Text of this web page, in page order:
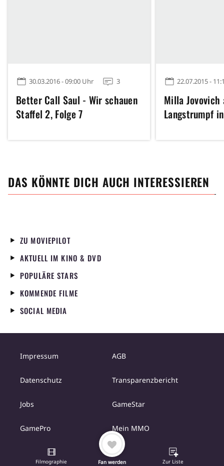
Filmographie Fan werden Zur Liste
30.03.2016 - 09:00 Uhr 3
Better Call Saul - Wir schauen
Staffel 2, Folge 7
22.07.2015 -
Milla
Langstrumpf
DAS KÖNNTE DICH AUCH INTERESSIEREN
ZU MOVIEPILOT
AKTUELL IM KINO & DVD
POPULÄRE STARS
KOMMENDE FILME
SOCIAL MEDIA
Impressum AGB
Datenschutz Transparenzbericht
Jobs GameStar
GamePro Mein MMO